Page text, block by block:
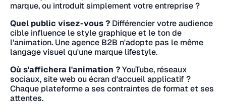
marque, ou introduit simplement votre entreprise ?
Quel public visez-vous ? Différencier votre audience
cible influence le style graphique et le ton de
l'animation. Une agence B2B n'adopte pas le même
langage visuel qu'une marque lifestyle.
Où s'affichera l'animation ?YouTube, réseaux
sociaux, site web ou écran d'accueil applicatif ?
Chaque plateforme a ses contraintes de format et ses
attentes.